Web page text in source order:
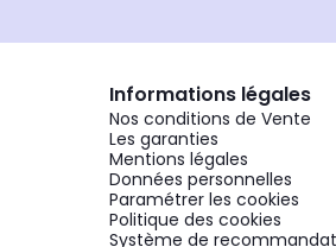
Informations légales
Nos conditions de Vente
Les garanties
Mentions légales
Données personnelles
Paramétrer les cookies
Politique des cookies
Système de